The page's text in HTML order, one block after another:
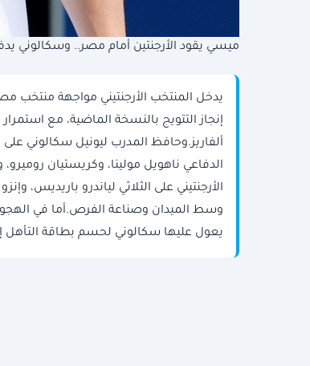
ميسي يقود الأرجنتين أمام مصر.. وسكالوني
إنجاز التتويج بالنسخة الماضية، مع
ألفاريز.وحافظ المدرب ليونيل سكالوني على
الدفاعي ناهويل مولينا، وكريستيان
الأرجنتيني على الثلاثي لياندرو
وسط الميدان وصناعة الفرص.أما في
يعول عليها سكالوني لحسم بطاقة التأهل